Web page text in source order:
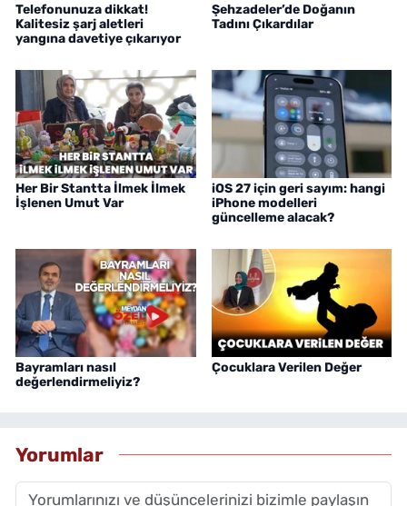
Telefonunuza dikkat!
Kalitesiz şarj aletleri
yangına davetiye çıkarıyor
Şehzadeler’de Doğanın
Tadını Çıkardılar
Her Bir Stantta İlmek İlmek
İşlenen Umut Var
iOS 27 için geri sayım: hangi
iPhone modelleri
güncelleme alacak?
Bayramları nasıl
değerlendirmeliyiz?
Çocuklara Verilen Değer
Yorumlar